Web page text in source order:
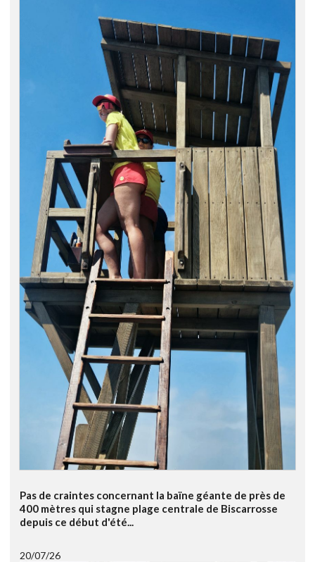
Pas de craintes concernant la baïne géante de près de
400 mètres qui stagne plage centrale de Biscarrosse
depuis ce début d'été...
20/07/26